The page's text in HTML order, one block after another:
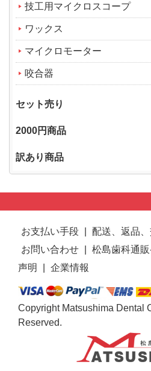
技工用マイクロスコープ
ワックス
マイクロモーター
咬合器
セット売り
2000円商品
訳あり商品
お支払い手段 配送、返品
お問い合わせ
松島歯科通
声明
企業情報
Copyright Matsushima Dental
Reserved.